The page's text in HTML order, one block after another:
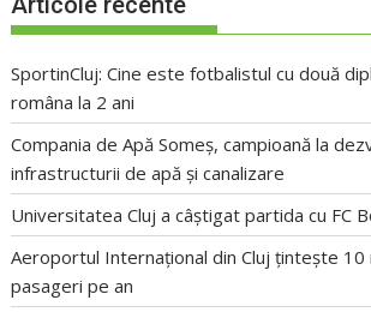
SportinCluj: Cine este fotbalistul cu două
româna la 2 ani
Compania de Apă Someș, campioană la
infrastructurii de apă și canalizare
Universitatea Cluj a câștigat partida cu FC
Aeroportul Internațional din Cluj țintește 10
pasageri pe an